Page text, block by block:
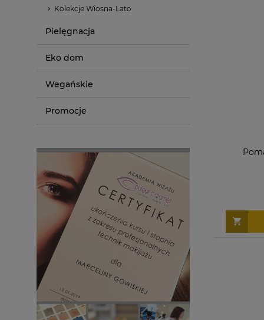
Kolekcje Wiosna-Lato
Pielęgnacja
Eko dom
Wegańskie
Promocje